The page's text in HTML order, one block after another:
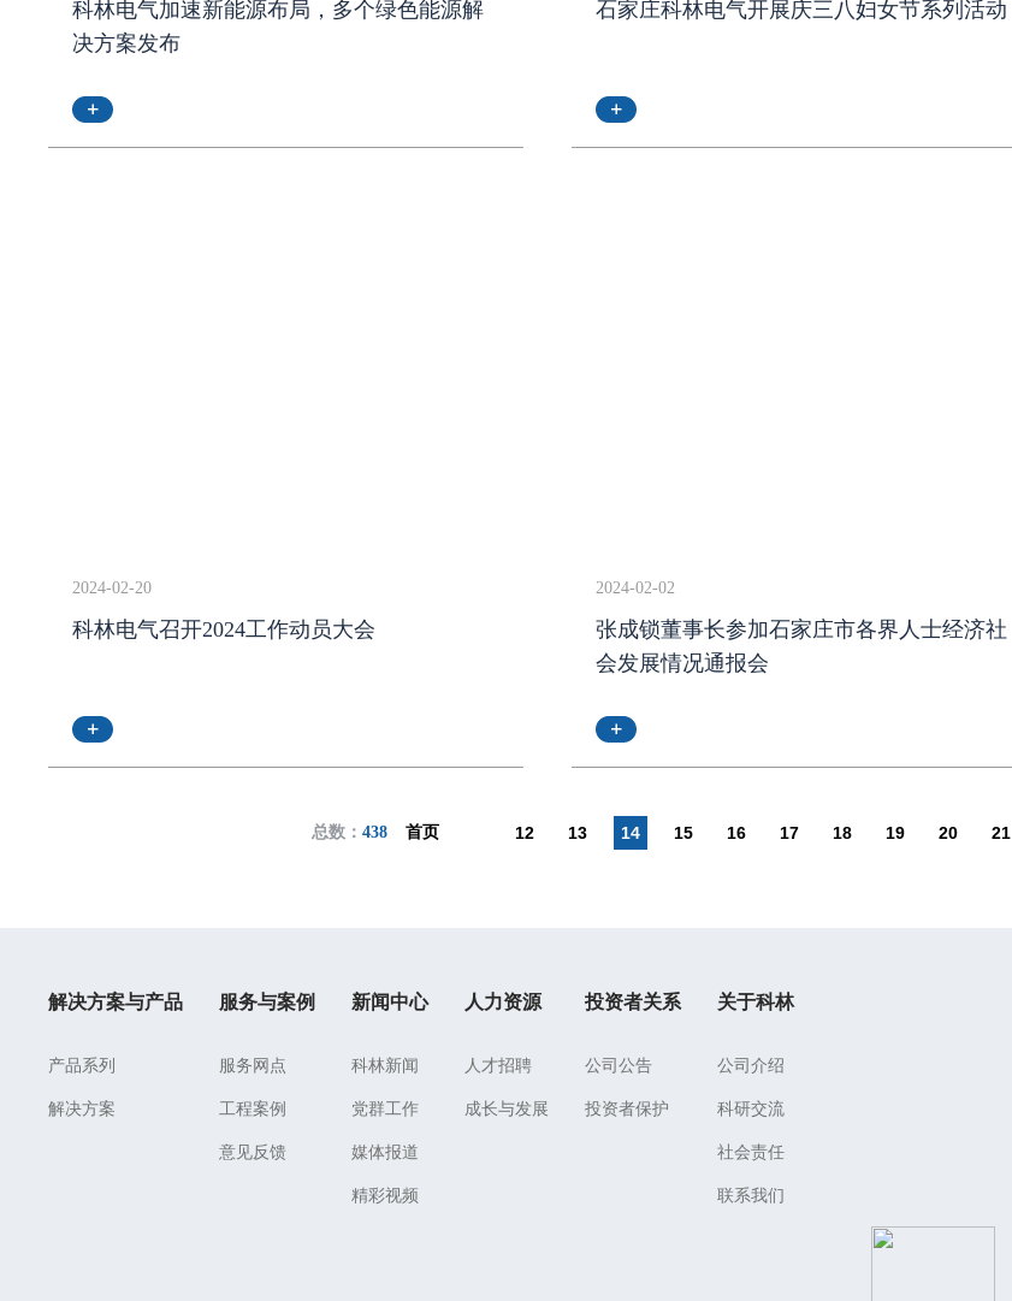
科林电气加速新能源布局，多个绿色能源解
决方案发布
石家庄科林电气开展庆三八妇女节系列活动
2024-02-20
科林电气召开2024工作动员大会
2024-02-02
张成锁董事长参加石家庄市各界人士经济社
会发展情况通报会
总数： 438 首页 12 13 14 15 16 17 18 19 20 21
解决方案与产品
产品系列
解决方案
服务与案例
服务网点
工程案例
意见反馈
新闻中心
科林新闻
党群工作
媒体报道
精彩视频
人力资源
人才招聘
成长与发展
投资者关系
公司公告
投资者保护
关于科林
公司介绍
科研交流
社会责任
联系我们